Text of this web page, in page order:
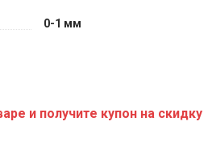
0-1 мм
и получите купон на скидку